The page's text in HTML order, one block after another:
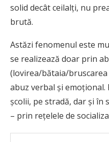
solid decât ceilalți, nu
brută.
Astăzi fenomenul este
se realizează doar prin
(lovirea/bătaia/bruscarea
abuz verbal și emoțional.
școlii, pe stradă, dar și
– prin rețelele de